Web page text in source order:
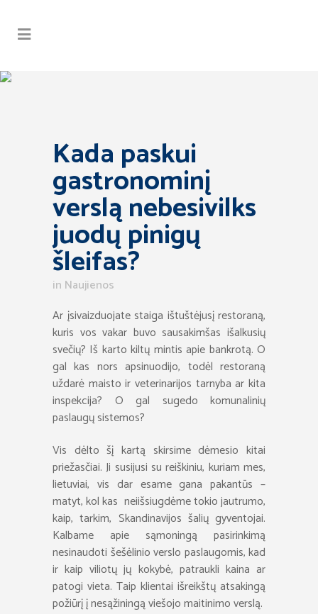
Kada paskui
gastronominį
verslą nebesivilks
juodų pinigų
šleifas?
in Naujienos
Ar įsivaizduojate staiga ištuštėjusį restoraną,
kuris vos vakar buvo sausakimšas išalkusių
svečių? Iš karto kiltų mintis apie bankrotą. O
gal kas nors apsinuodijo, todėl restoraną
uždarė maisto ir veterinarijos tarnyba ar kita
inspekcija? O gal sugedo komunalinių
paslaugų sistemos?
Vis dėlto šį kartą skirsime dėmesio kitai
priežasčiai. Ji susijusi su reiškiniu, kuriam mes,
lietuviai, vis dar esame gana pakantūs –
matyt, kol kas neiišsiugdėme tokio jautrumo,
kaip, tarkim, Skandinavijos šalių gyventojai.
Kalbame apie sąmoningą pasirinkimą
nesinaudoti šešėlinio verslo paslaugomis, kad
ir kaip viliotų jų kokybė, patraukli kaina ar
patogi vieta. Taip klientai išreikštų atsakingą
požiūrį į nesąžiningą viešojo maitinimo verslą.